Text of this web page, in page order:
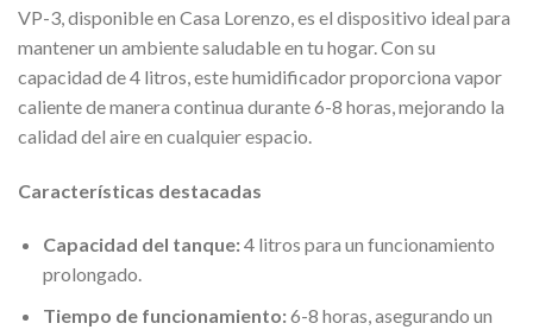
VP-3, disponible en Casa Lorenzo, es el dispositivo ideal para
mantener un ambiente saludable en tu hogar. Con su
capacidad de 4 litros, este humidificador proporciona vapor
caliente de manera continua durante 6-8 horas, mejorando la
calidad del aire en cualquier espacio.
Características destacadas
Capacidad del tanque:4 litros para un funcionamiento
prolongado.
Tiempo de funcionamiento:6-8 horas, asegurando un